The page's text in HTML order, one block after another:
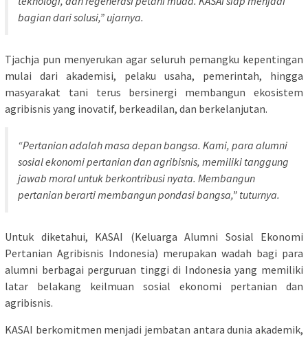
bagian dari solusi,” ujarnya.
Tjachja pun menyerukan agar seluruh pemangku kepentingan
mulai dari akademisi, pelaku usaha, pemerintah, hingga
masyarakat tani terus bersinergi membangun ekosistem
agribisnis yang inovatif, berkeadilan, dan berkelanjutan.
“Pertanian adalah masa depan bangsa. Kami, para alumni
sosial ekonomi pertanian dan agribisnis, memiliki tanggung
jawab moral untuk berkontribusi nyata. Membangun
pertanian berarti membangun pondasi bangsa,” tuturnya.
Untuk diketahui, KASAI (Keluarga Alumni Sosial Ekonomi
Pertanian Agribisnis Indonesia) merupakan wadah bagi para
alumni berbagai perguruan tinggi di Indonesia yang memiliki
latar belakang keilmuan sosial ekonomi pertanian dan
agribisnis.
KASAI berkomitmen menjadi jembatan antara dunia akademik,